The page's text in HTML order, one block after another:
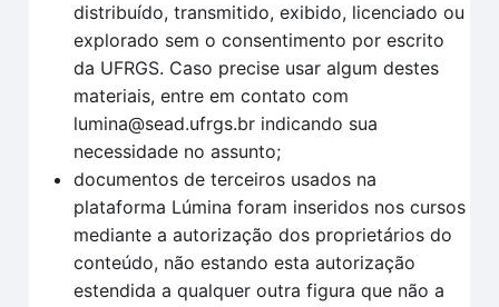
distribuído, transmitido, exibido, licenciado ou
explorado sem o consentimento por escrito
da UFRGS. Caso precise usar algum destes
materiais, entre em contato com
lumina@sead.ufrgs.br indicando sua
necessidade no assunto;
documentos de terceiros usados na
plataforma Lúmina foram inseridos nos cursos
mediante a autorização dos proprietários do
conteúdo, não estando esta autorização
estendida a qualquer outra figura que não a